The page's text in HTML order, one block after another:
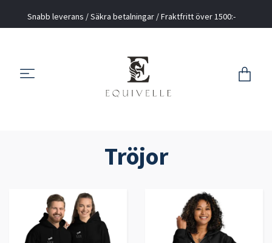
Snabb leverans / Säkra betalningar / Fraktfritt över 1500:-
Tröjor